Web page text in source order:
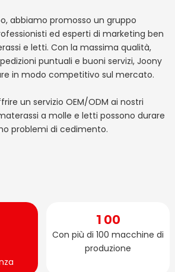
abbiamo promosso un gruppo
ed esperti di marketing ben
e letti. Con la massima qualità,
puntuali e buoni servizi, Joony
in modo competitivo sul mercato.
un servizio OEM/ODM ai nostri
a molle e letti possono durare
problemi di cedimento.
100
Con più di 100 macchine di
produzione